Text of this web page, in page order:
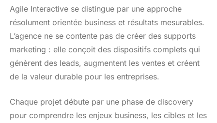
Agile Interactive se distingue par une approche
résolument orientée business et résultats mesurables.
L’agence ne se contente pas de créer des supports
marketing : elle conçoit des dispositifs complets qui
génèrent des leads, augmentent les ventes et créent
de la valeur durable pour les entreprises.
Chaque projet débute par une phase de discovery
pour comprendre les enjeux business, les cibles et les